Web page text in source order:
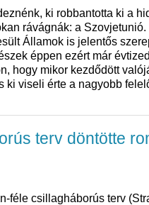
ki robbantotta ki a
rávágnák: a Szovjetunió.
Államok is jelentős
éppen ezért már
hogy mikor kezdődött
ki viseli érte a nagyobb
terv döntötte
féle csillagháborús terv